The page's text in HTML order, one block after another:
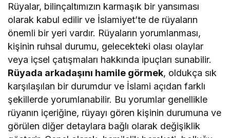
Rüyalar, bilinçaltımızın karmaşık bir yansıması
olarak kabul edilir ve İslamiyet’te de rüyaların
önemli bir yeri vardır. Rüyaların yorumlanması,
kişinin ruhsal durumu, gelecekteki olası olaylar
veya içsel çatışmaları hakkında ipuçları sunabilir.
Rüyada arkadaşını hamile görmek, oldukça sık
karşılaşılan bir durumdur ve İslami açıdan farklı
şekillerde yorumlanabilir. Bu yorumlar genellikle
rüyanın içeriğine, rüyayı gören kişinin durumuna ve
görülen diğer detaylara bağlı olarak değişiklik